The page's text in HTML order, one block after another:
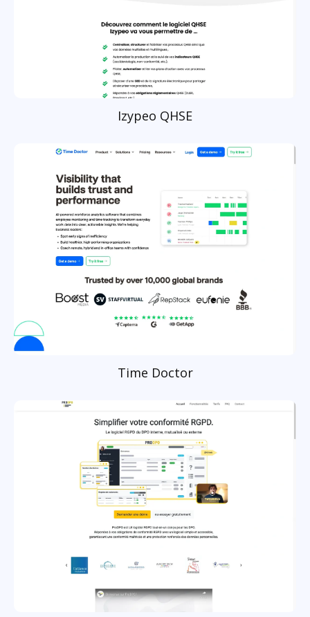
Izypeo QHSE
Time Doctor